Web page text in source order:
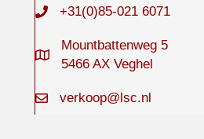
+31(0)85-021 6071
Mountbattenweg 5
5466 AX Veghel
verkoop@lsc.nl